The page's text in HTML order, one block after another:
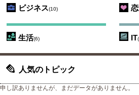
ビジネス(10)
生活(6) IT
人気のトピック
申し訳ありませんが、まだデータがありません。